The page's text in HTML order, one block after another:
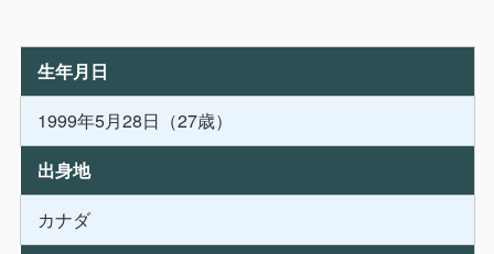
生年月日
1999年5月28日（27歳）
出身地
カナダ